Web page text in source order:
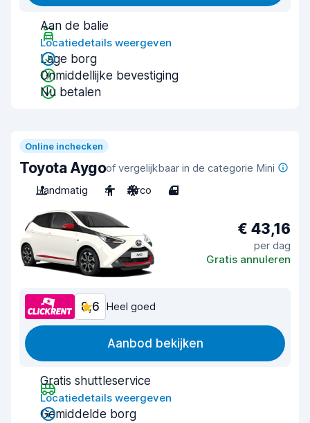
Aan de balie
Locatiedetails weergeven
Lage borg
Onmiddellijke bevestiging
Nu betalen
Online inchecken
Toyota Aygoof vergelijkbaar in de categorie Mini
Handmatig
4 Airco 4
€ 43,16
per dag
Gratis annuleren
8,6 Heel goed
Aanbod bekijken
Gratis shuttleservice
Locatiedetails weergeven
Gemiddelde borg